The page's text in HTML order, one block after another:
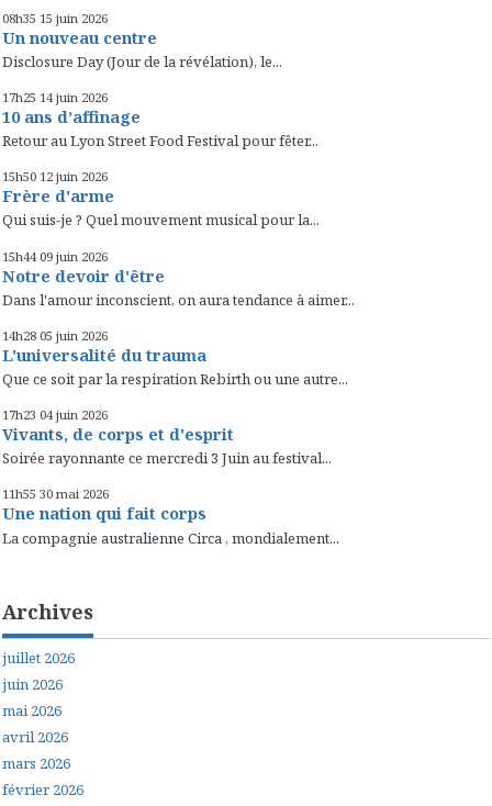
08h35 15 juin 2026
Un nouveau centre
Disclosure Day (Jour de la révélation), le...
17h25 14 juin 2026
10 ans d’affinage
Retour au Lyon Street Food Festival pour fêter...
15h50 12 juin 2026
Frère d'arme
Qui suis-je ? Quel mouvement musical pour la...
15h44 09 juin 2026
Notre devoir d'être
Dans l'amour inconscient, on aura tendance à aimer...
14h28 05 juin 2026
L'universalité du trauma
Que ce soit par la respiration Rebirth ou une autre...
17h23 04 juin 2026
Vivants, de corps et d'esprit
Soirée rayonnante ce mercredi 3 Juin au festival...
11h55 30 mai 2026
Une nation qui fait corps
La compagnie australienne Circa , mondialement...
Archives
juillet 2026
juin 2026
mai 2026
avril 2026
mars 2026
février 2026